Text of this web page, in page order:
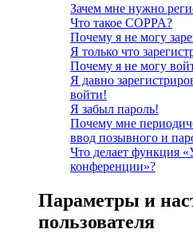
Зачем мне нужно
Что такое COPPA?
Почему я не могу
Я только что
Почему я не могу
Я давно
войти!
Я забыл пароль!
Почему мне
ввод позывного и
Что делает функция
конференции»?
Параметры и
пользователя